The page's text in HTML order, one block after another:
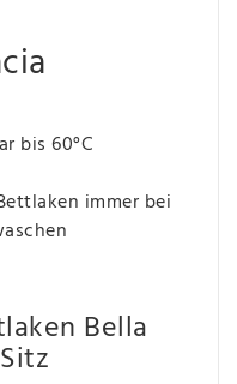
bis 60°C
immer bei
Bella